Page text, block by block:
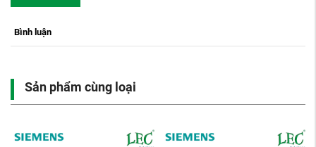
Bình luận
Sản phẩm cùng loại